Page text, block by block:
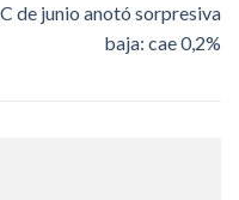
de junio anotó sorpresiva
baja: cae 0,2%